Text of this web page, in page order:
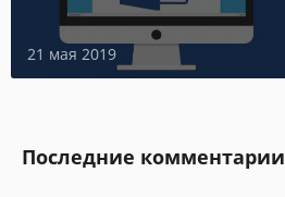
21 мая 2019
Последние комментарии